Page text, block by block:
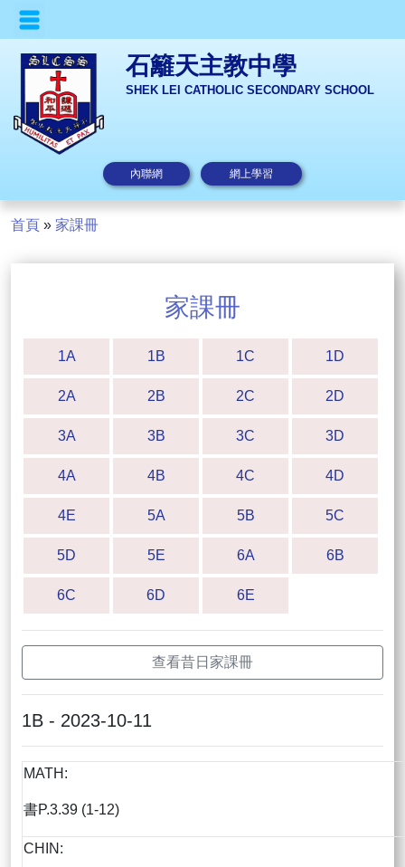
石籬天主教中學
SHEK LEI CATHOLIC SECONDARY SCHOOL
內聯網 網上學習
首頁 » 家課冊
家課冊
1A 1B 1C 1D
2A 2B 2C 2D
3A 3B 3C 3D
4A 4B 4C 4D
4E 5A 5B 5C
5D 5E 6A 6B
6C 6D 6E
查看昔日家課冊
1B - 2023-10-11
MATH:
書P.3.39 (1-12)
CHIN: